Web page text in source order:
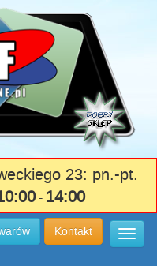
23: pn.-pt.
- 14:00
Kontakt